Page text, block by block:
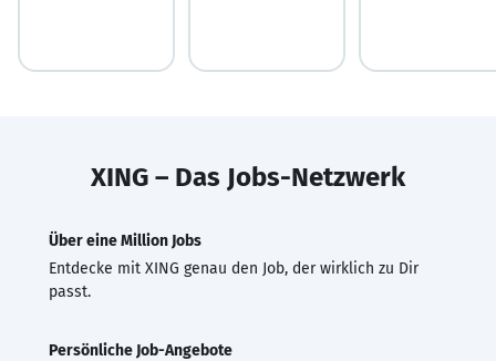
XING – Das Jobs-Netzwerk
Über eine Million Jobs
Entdecke mit XING genau den Job, der wirklich zu Dir
passt.
Persönliche Job-Angebote